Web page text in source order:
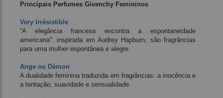
Principais Perfumes Givenchy Femininos
Very Irrésistible
“A elegância francesa encontra a espontaneidade
americana”: inspirada em Audrey Hapburn, são fragrâncias
para uma mulher espontânea e alegre.
Ange ou Démon
A dualidade feminina traduzida em fragrâncias: a inocência e
a tentação, suavidade e sensualidade.